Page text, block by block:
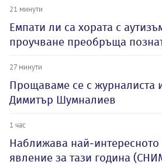
21 минути
Емпати ли са хората с
проучване преобръща
27 минути
Прощаваме се с журналиста
Димитър Шумналиев
1 час
Наближава най-интересното
явление за тази година